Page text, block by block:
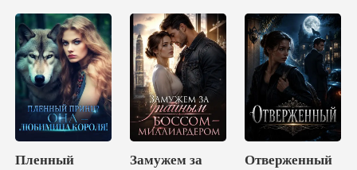
Пленный
Замужем за
Отверженный